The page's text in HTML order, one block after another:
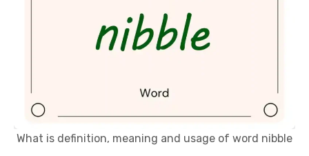
What is definition, meaning and usage of word nibble